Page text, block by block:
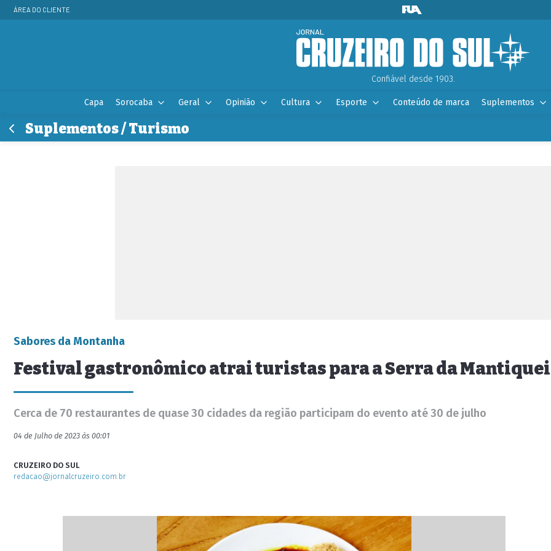
ÁREA DO CLIENTE
Confiável desde 1903.
Capa Sorocaba Geral Opinião Cultura Esporte Conteúdo de marca Suplementos
Suplementos / Turismo
Sabores da Montanha
Festival gastronômico atrai turistas para a Serra da
Cerca de 70 restaurantes de quase 30 cidades da região participam do evento até 30 de julho
04 de Julho de 2023 às 00:01
CRUZEIRO DO SUL
redacao@jornalcruzeiro.com.br